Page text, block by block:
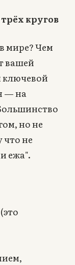
кругов
мире? Чем
вашей
— на
но не
не
ежа".